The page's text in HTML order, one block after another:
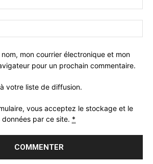
mon courrier électronique et mon
pour un prochain commentaire.
votre liste de diffusion.
vous acceptez le stockage et le
par ce site. *